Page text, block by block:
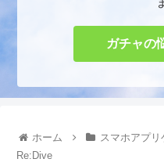
ガチャの
ホーム スマホアプリ
Re:Dive